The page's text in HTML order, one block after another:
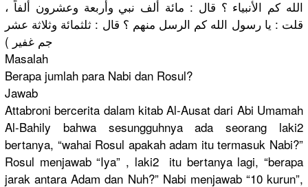
الله كم الأنبياء ؟ قال : مائة ألف نبي وأربعة وعشرون ألفاً ،
قلت : يا رسول الله كم الرسل منهم ؟ قال : ثلثمائة وثلاثة عشر
جم غفير )
Masalah
Berapa jumlah para Nabi dan Rosul?
Jawab
Attabroni bercerita dalam kitab Al-Ausat dari Abi Umamah
Al-Bahily bahwa sesungguhnya ada seorang laki2
bertanya, “wahai Rosul apakah adam itu termasuk Nabi?”
Rosul menjawab “Iya” , laki2 itu bertanya lagi, “berapa
jarak antara Adam dan Nuh?” Nabi menjawab “10 kurun”,